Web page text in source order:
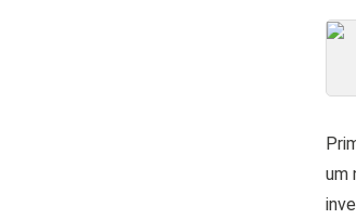
um